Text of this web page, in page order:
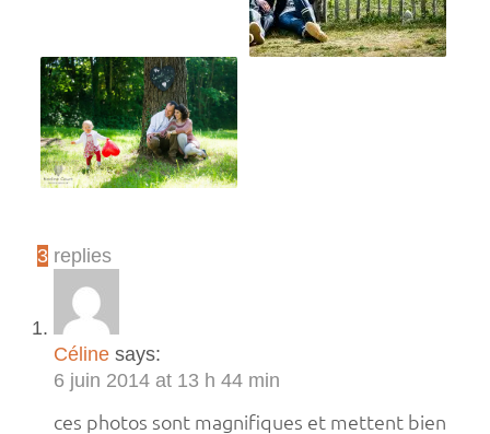
3 replies
Céline says:
6 juin 2014 at 13 h 44 min
ces photos sont magnifiques et mettent bien